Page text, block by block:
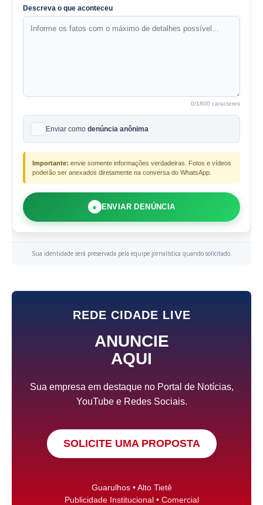
Descreva o que aconteceu
0/1800 caracteres
Enviar como denúncia anônima
Importante: envie somente informações verdadeiras. Fotos e vídeos
poderão ser anexados diretamente na conversa do WhatsApp.
● ENVIAR DENÚNCIA
Sua identidade será preservada pela equipe jornalística quando solicitado.
REDE CIDADE LIVE
ANUNCIE
AQUI
Sua empresa em destaque no Portal de Notícias,
YouTube e Redes Sociais.
SOLICITE UMA PROPOSTA
Guarulhos • Alto Tietê
Publicidade Institucional • Comercial